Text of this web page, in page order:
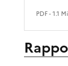
PDF- 1.1